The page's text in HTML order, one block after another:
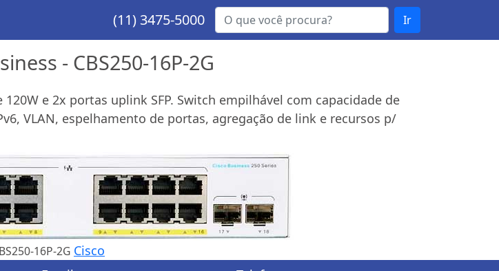
(11) 3475-5000 Ir
- CBS250-16P-2G
e 2x portas uplink SFP. Switch empilhável com capacidade de
VLAN, espelhamento de portas, agregação de link e recursos p/
16P-2G Cisco